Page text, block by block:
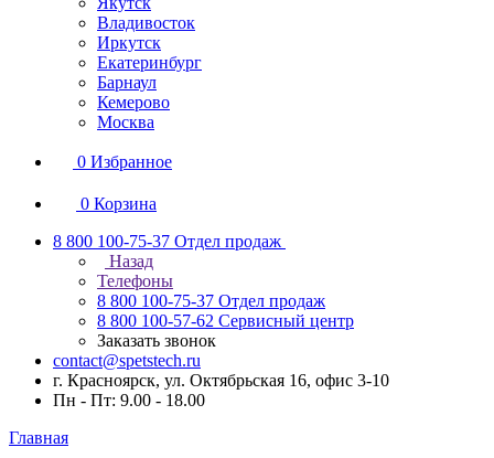
Владивосток
Иркутск
Екатеринбург
Барнаул
Кемерово
Москва
0 Избранное
0 Корзина
8 800 100-75-37 Отдел продаж
Назад
Телефоны
8 800 100-75-37 Отдел продаж
8 800 100-57-62 Сервисный центр
Заказать звонок
contact@spetstech.ru
г. Красноярск, ул. Октябрьская 16, офис 3-10
Пн - Пт: 9.00 - 18.00
Главная